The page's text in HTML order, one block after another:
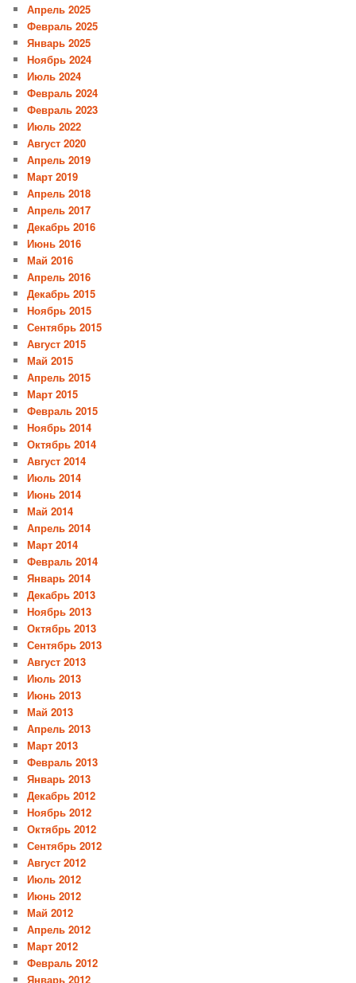
Апрель 2025
Февраль 2025
Январь 2025
Ноябрь 2024
Июль 2024
Февраль 2024
Февраль 2023
Июль 2022
Август 2020
Апрель 2019
Март 2019
Апрель 2018
Апрель 2017
Декабрь 2016
Июнь 2016
Май 2016
Апрель 2016
Декабрь 2015
Ноябрь 2015
Сентябрь 2015
Август 2015
Май 2015
Апрель 2015
Март 2015
Февраль 2015
Ноябрь 2014
Октябрь 2014
Август 2014
Июль 2014
Июнь 2014
Май 2014
Апрель 2014
Март 2014
Февраль 2014
Январь 2014
Декабрь 2013
Ноябрь 2013
Октябрь 2013
Сентябрь 2013
Август 2013
Июль 2013
Июнь 2013
Май 2013
Апрель 2013
Март 2013
Февраль 2013
Январь 2013
Декабрь 2012
Ноябрь 2012
Октябрь 2012
Сентябрь 2012
Август 2012
Июль 2012
Июнь 2012
Май 2012
Апрель 2012
Март 2012
Февраль 2012
Январь 2012